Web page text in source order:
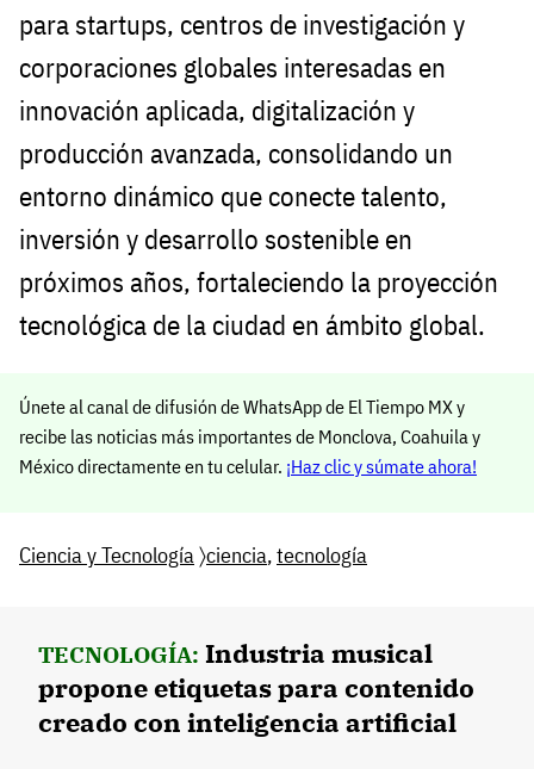
para startups, centros de investigación y
corporaciones globales interesadas en
innovación aplicada, digitalización y
producción avanzada, consolidando un
entorno dinámico que conecte talento,
inversión y desarrollo sostenible en
próximos años, fortaleciendo la proyección
tecnológica de la ciudad en ámbito global.
Únete al canal de difusión de WhatsApp de El Tiempo MX y
recibe las noticias más importantes de Monclova, Coahuila y
México directamente en tu celular. ¡Haz clic y súmate ahora!
Ciencia y Tecnología〉ciencia,tecnología
TECNOLOGÍA: Industria musical
propone etiquetas para contenido
creado con inteligencia artificial